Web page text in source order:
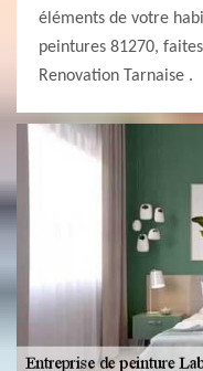
éléments de votre
peintures 81270,
Renovation Tarnaise .